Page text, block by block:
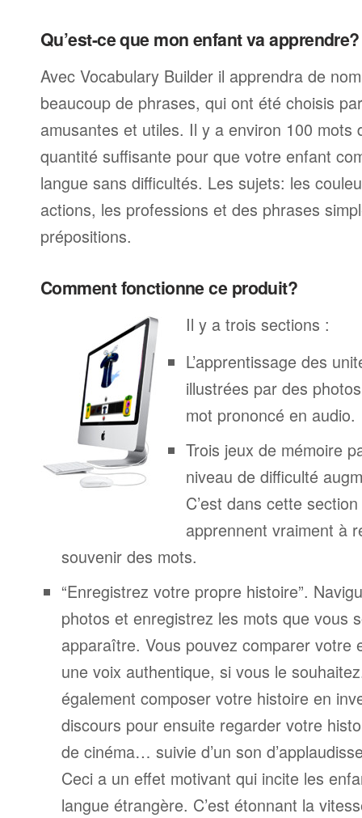
Qu’est-ce que mon enfant va apprendre?
Avec Vocabulary Builder il apprendra de
beaucoup de phrases, qui ont été choisis
amusantes et utiles. Il y a environ 100 mots
quantité suffisante pour que votre enfant
langue sans difficultés. Les sujets: les
actions, les professions et des phrases
prépositions.
Comment fonctionne ce produit?
Il y a trois sections :
L’apprentissage des
illustrées par des
mot prononcé en audio.
Trois jeux de mémoire
niveau de difficulté
C’est dans cette
apprennent vraiment à
souvenir des mots.
“Enregistrez votre propre histoire”.
photos et enregistrez les mots que vous
apparaître. Vous pouvez comparer votre
une voix authentique, si vous le
également composer votre histoire en
discours pour ensuite regarder votre
de cinéma… suivie d’un son
Ceci a un effet motivant qui incite les
langue étrangère. C’est étonnant la